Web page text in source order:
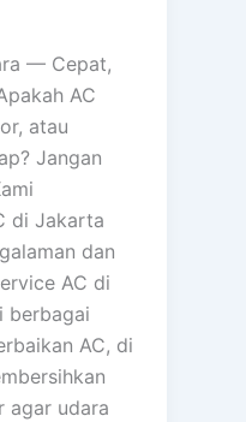
— Cepat,
AC
atau
Jangan
di Jakarta
dan
AC di
berbagai
AC, di
agar udara